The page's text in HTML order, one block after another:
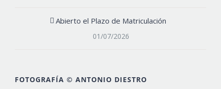
Abierto el Plazo de Matriculación
01/07/2026
FOTOGRAFÍA © ANTONIO DIESTRO